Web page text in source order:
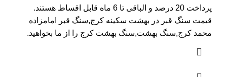
پرداخت 20 درصد و الباقی تا 6 ماه قابل اقساط هستند.
قیمت سنگ قبر در بهشت سکینه کرج,سنگ قبر امامزاده
محمد کرج,سنگ بهشت,سنگ بهشت کرج را از ما بخواهید.